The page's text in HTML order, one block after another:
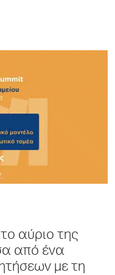
αύριο της
από ένα
με τη